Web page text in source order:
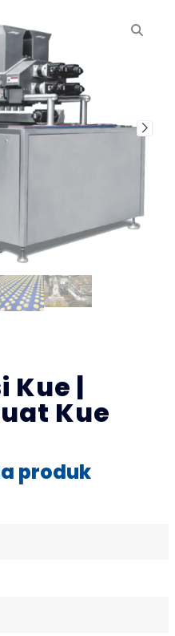
Kue |
Kue
produk